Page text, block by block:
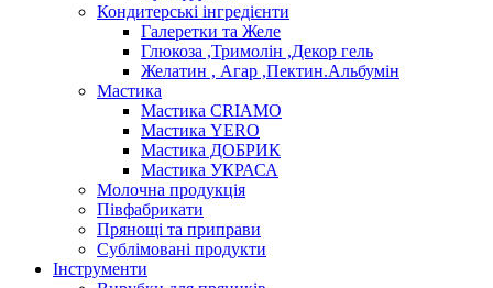
Кондитерські інгредієнти
Галеретки та Желе
Глюкоза ,Тримолін ,Декор гель
Желатин , Агар ,Пектин.Альбумін
Мастика
Мастика CRIAMO
Мастика YERO
Мастика ДОБРИК
Мастика УКРАСА
Молочна продукція
Півфабрикати
Прянощі та приправи
Сублімовані продукти
Інструменти